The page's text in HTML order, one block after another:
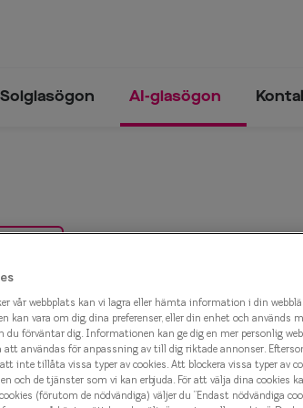
Glasögon &
Solglasögon AI-glasögon
vår webbplats kan vi lagra eller hämta information i din
kan vara om dig, dina preferenser, eller din enhet och används
du förväntar dig. Informationen kan ge dig en mer personlig
att användas för anpassning av till dig riktade annonser.
inte tillåta vissa typer av cookies. Att blockera vissa typer av
och de tjänster som vi kan erbjuda. För att välja dina cookies
(förutom de nödvändiga) väljer du ”Endast nödvändiga